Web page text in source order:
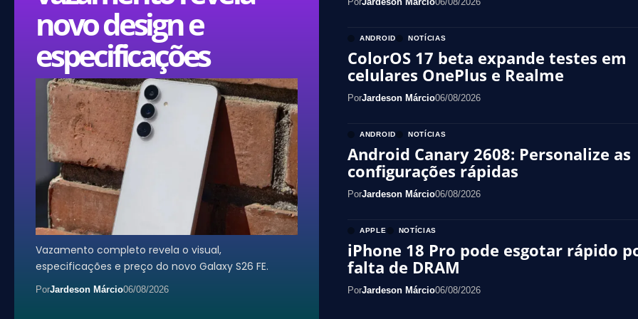
novo design e
especificações
Vazamento completo revela o visual,
especificações e preço do novo Galaxy S26 FE.
PorJardeson Márcio06/08/2026
ANDROID NOTÍCIAS
ColorOS 17 beta expande testes em
celulares OnePlus e Realme
PorJardeson Márcio06/08/2026
ANDROID NOTÍCIAS
Android Canary 2608: Personalize as
configurações rápidas
PorJardeson Márcio06/08/2026
APPLE NOTÍCIAS
iPhone 18 Pro pode esgotar rápido
falta de DRAM
PorJardeson Márcio06/08/2026